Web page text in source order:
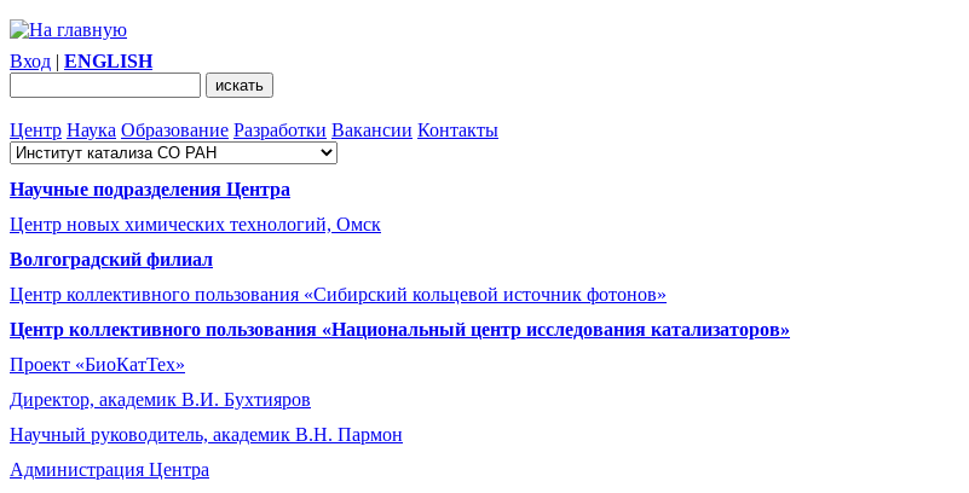
Вход | ENGLISH
Центр Наука Образование Разработки Вакансии Контакты
Научные подразделения Центра
Центр новых химических технологий, Омск
Волгоградский филиал
Центр коллективного пользования «Сибирский кольцевой источник фотонов»
Центр коллективного пользования «Национальный центр исследования катализаторов»
Проект «БиоКатТех»
Директор, академик В.И. Бухтияров
Научный руководитель, академик В.Н. Пармон
Администрация Центра